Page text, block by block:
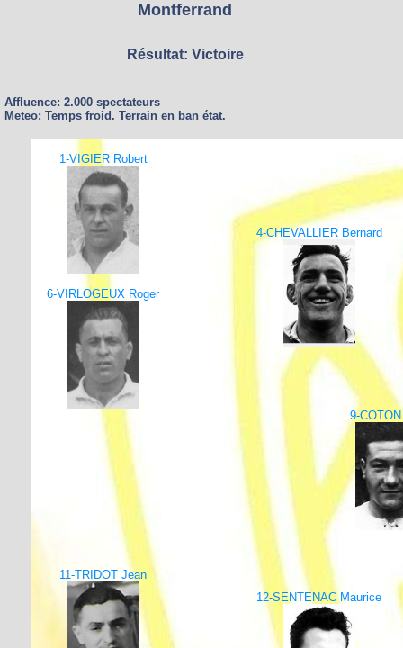
Montferrand
Résultat: Victoire
Affluence: 2.000 spectateurs
Meteo: Temps froid. Terrain en ban état.
1-VIGIER Robert
4-CHEVALLIER Bernard
6-VIRLOGEUX Roger
9-
11-TRIDOT Jean
12-SENTENAC Maurice